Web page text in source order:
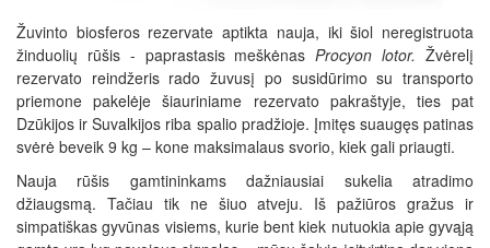
Žuvinto biosferos rezervate aptikta nauja, iki šiol neregistruota
žinduolių rūšis - paprastasis meškėnasProcyon lotor. Žvėrelį
rezervato reindžeris rado žuvusį po susidūrimo su transporto
priemone pakelėje šiauriniame rezervato pakraštyje, ties pat
Dzūkijos ir Suvalkijos riba spalio pradžioje. Įmitęs suaugęs patinas
svėrė beveik 9 kg – kone maksimalaus svorio, kiek gali priaugti.
Nauja rūšis gamtininkams dažniausiai sukelia atradimo
džiaugsmą. Tačiau tik ne šiuo atveju. Iš pažiūros gražus ir
simpatiškas gyvūnas visiems, kurie bent kiek nutuokia apie gyvąją